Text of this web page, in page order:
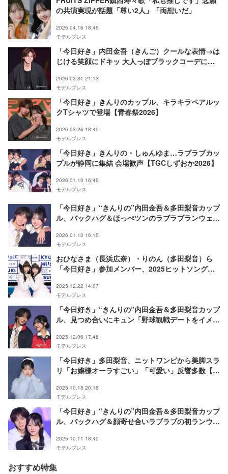
の共演実現が話題「尊い2人」「両想いだ」
2026.04.16 18:45
モデルプレス
「今日好き」内田金吾（きんご）クールな表情→は
じける笑顔にドキッ 大人っぽブラックコーデに会
2026.03.31 21:13
モデルプレス
「今日好き」きんりのカップル、キラキラペアルッ
クTシャツで登場【青春祭2026】
2026.03.26 18:40
モデルプレス
「今日好き」きんりの・しゅんゆま…ラブラブカッ
プルが静岡に集結 会場歓声【TGCしずおか2026】
2026.01.10 16:46
モデルプレス
「今日好き」“きんりの”内⽥⾦吾＆多⽥梨⾳カップ
ル、バックハグ＆ほっぺツンのラブラブランウェイ
2026.01.10 16:15
モデルプレス
おひなさま（長浜広奈）・りのん（多田梨音）ら
「今日好き」参加メンバー、2025ヒットソング披
2025.12.22 14:07
モデルプレス
「今日好き」“きんりの”内田金吾＆多田梨音カップ
ル、見つめ合いにキュン「野球観戦デートをイメー
島2025】
2025.12.06 17:46
モデルプレス
「今日好き」多⽥梨⾳、ニットワンピから美脚スラ
リ「お嬢様オーラすごい」「可愛い」反響多数【ガ
2025.10.18 20:18
モデルプレス
「今日好き」“きんりの”内⽥⾦吾＆多⽥梨⾳カップ
ル、バックハグ＆顔寄せ合いラブラブの初ランウェ
2025.10.11 18:40
モデルプレス
おすすめ特集